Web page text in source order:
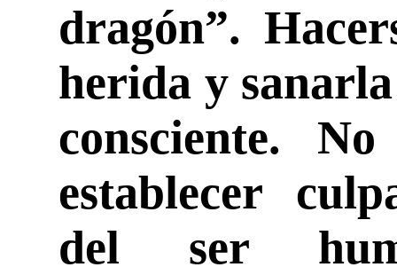
dragón”.
herida y
consciente.
establecer
del ser